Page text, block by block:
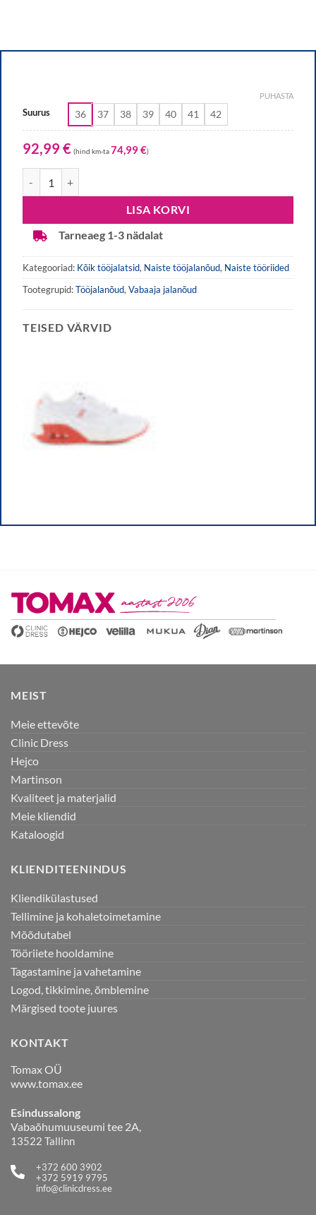
Suurus 36 37 38 39 40 41 42
PUHASTA
92,99 € (hind km-ta74,99€)
LISA KORVI
Tarneaeg 1-3 nädalat
Kategooriad: Kõik tööjalatsid, Naiste tööjalanõud, Naiste tööriided
Tootegrupid:Tööjalanõud,Vabaaja jalanõud
TEISED VÄRVID
MEIST
Meie ettevõte
Clinic Dress
Hejco
Martinson
Kvaliteet ja materjalid
Meie kliendid
Kataloogid
KLIENDITEENINDUS
Kliendikülastused
Tellimine ja kohaletoimetamine
Mõõdutabel
Tööriiete hooldamine
Tagastamine ja vahetamine
Logod, tikkimine, õmblemine
Märgised toote juures
KONTAKT
Tomax OÜ
www.tomax.ee
Esindussalong
Vabaõhumuuseumi tee 2A,
13522 Tallinn
+372 600 3902
+372 5919 9795
info@clinicdress.ee